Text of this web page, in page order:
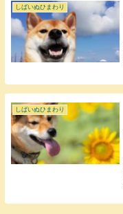
しばいぬひまわり
しばいぬひまわり